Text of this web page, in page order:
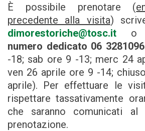
È possibile prenotare (
precedente alla visita)
dimorestoriche@tosc.it
o
numero dedicato 06
-18; sab ore 9 -13; merc 24
ven 26 aprile ore 9 -14;
aprile). Per effettuare le
rispettare tassativamente
che saranno comunicati al
prenotazione.